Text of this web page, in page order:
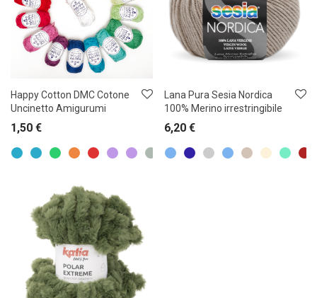
Happy Cotton DMC Cotone
Uncinetto Amigurumi
1,50 €
Lana Pura Sesia Nordica
100% Merino irrestringibile
6,20 €